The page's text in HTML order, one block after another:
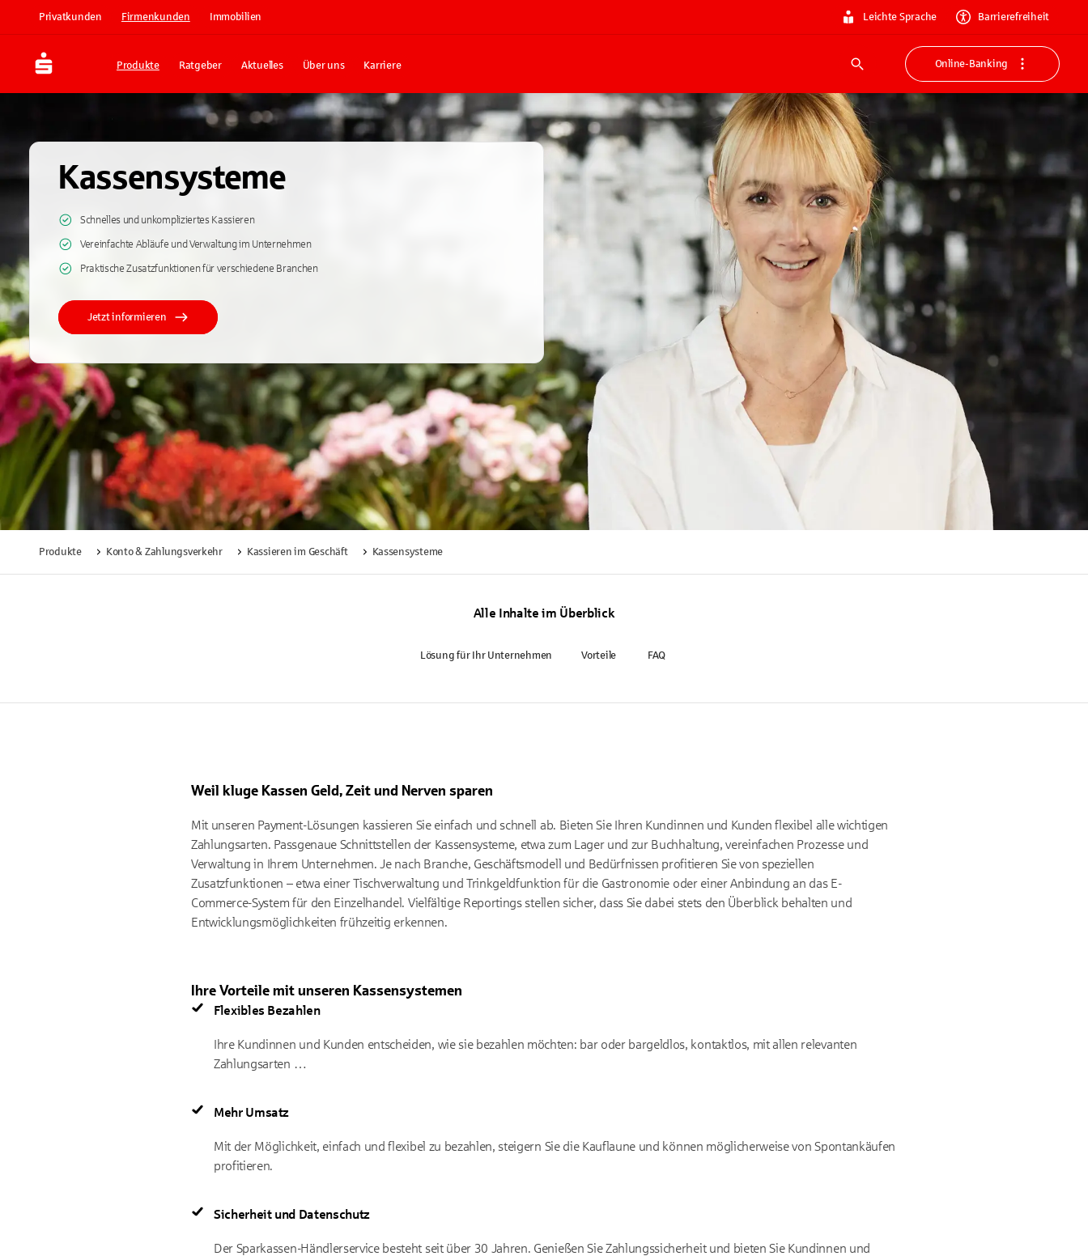
Privatkunden Firmenkunden Immobilien Leichte Sprache Barrierefreiheit
Produkte Ratgeber Aktuelles Über uns Karriere
Suche
Online-Banking
Kassensysteme
Schnelles und unkompliziertes Kassieren
Vereinfachte Abläufe und Verwaltung im Unternehmen
Praktische Zusatzfunktionen für verschiedene Branchen
Jetzt informieren
Produkte Konto & Zahlungsverkehr Kassieren im Geschäft Kassensysteme
Alle Inhalte im Überblick
Lösung für Ihr Unternehmen Vorteile FAQ
Weil kluge Kassen Geld, Zeit und Nerven sparen
Mit unseren Payment-Lösungen kassieren Sie einfach und schnell ab. Bieten Sie Ihren Kundinnen und Kunden flexibel alle wichtigen
Zahlungsarten. Passgenaue Schnittstellen der Kassensysteme, etwa zum Lager und zur Buchhaltung, vereinfachen Prozesse und
Verwaltung in Ihrem Unternehmen. Je nach Branche, Geschäftsmodell und Bedürfnissen profitieren Sie von speziellen
Zusatzfunktionen – etwa einer Tischverwaltung und Trinkgeldfunktion für die Gastronomie oder einer Anbindung an das E-
Commerce-System für den Einzelhandel. Vielfältige Reportings stellen sicher, dass Sie dabei stets den Überblick behalten und
Entwicklungsmöglichkeiten frühzeitig erkennen.
Ihre Vorteile mit unseren Kassensystemen
Flexibles Bezahlen
Ihre Kundinnen und Kunden entscheiden, wie sie bezahlen möchten: bar oder bargeldlos, kontaktlos, mit allen relevanten
Zahlungsarten …
Mehr Umsatz
Mit der Möglichkeit, einfach und flexibel zu bezahlen, steigern Sie die Kauflaune und können möglicherweise von Spontankäufen
profitieren.
Sicherheit und Datenschutz
Der Sparkassen-Händlerservice besteht seit über 30 Jahren. Genießen Sie Zahlungssicherheit und bieten Sie Kundinnen und